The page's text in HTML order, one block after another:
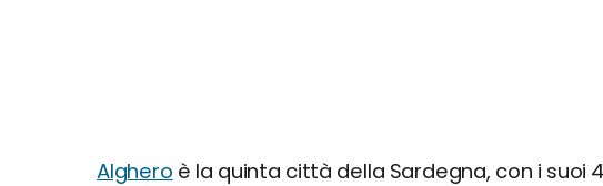
Alghero è la quinta città della Sardegna, con i